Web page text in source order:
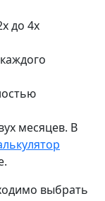
до 4х
месяцев. В
выбрать